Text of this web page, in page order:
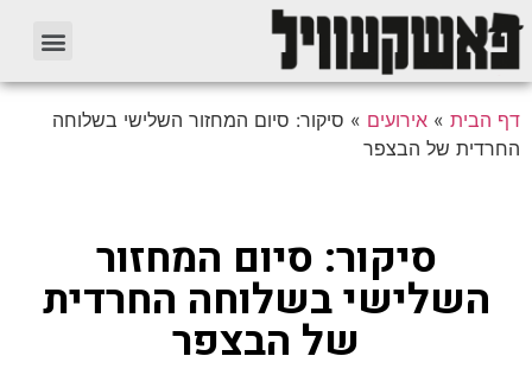
דף הבית » אירועים » סיקור: סיום המחזור השלישי בשלוחה
החרדית של הבצפר
סיקור: סיום המחזור
השלישי בשלוחה החרדית
של הבצפר